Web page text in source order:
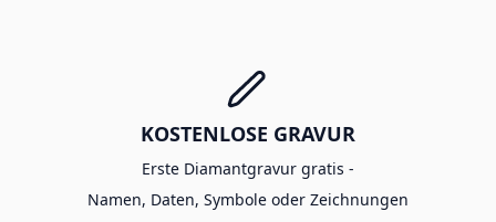
KOSTENLOSE GRAVUR
Erste Diamantgravur gratis -
Namen, Daten, Symbole oder Zeichnungen